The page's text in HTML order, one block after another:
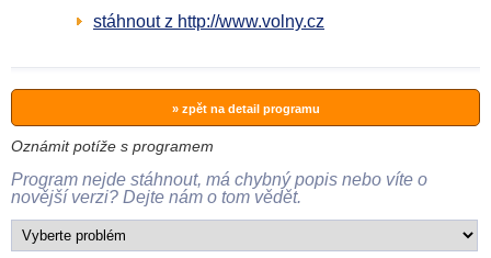
stáhnout z http://www.volny.cz
» zpět na detail programu
Oznámit potíže s programem
Program nejde stáhnout, má chybný popis nebo víte o
novější verzi? Dejte nám o tom vědět.